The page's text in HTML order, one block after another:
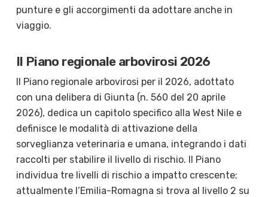
punture e gli accorgimenti da adottare anche in
viaggio.
Il Piano regionale arbovirosi 2026
Il Piano regionale arbovirosi per il 2026, adottato
con una delibera di Giunta (n. 560 del 20 aprile
2026), dedica un capitolo specifico alla West Nile e
definisce le modalità di attivazione della
sorveglianza veterinaria e umana, integrando i dati
raccolti per stabilire il livello di rischio. Il Piano
individua tre livelli di rischio a impatto crescente;
attualmente l’Emilia-Romagna si trova al livello 2 su